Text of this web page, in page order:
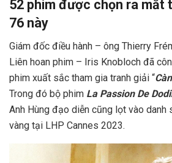
52 phim được chọn ra mắt
76 này
Giám đốc điều hành – ông Thierry
Liên hoan phim – Iris Knobloch đã
phim xuất sắc tham gia tranh giải “
Trong đó bộ phim La Passion De
Anh Hùng đạo diễn cũng lọt vào danh
vàng tại LHP Cannes 2023.